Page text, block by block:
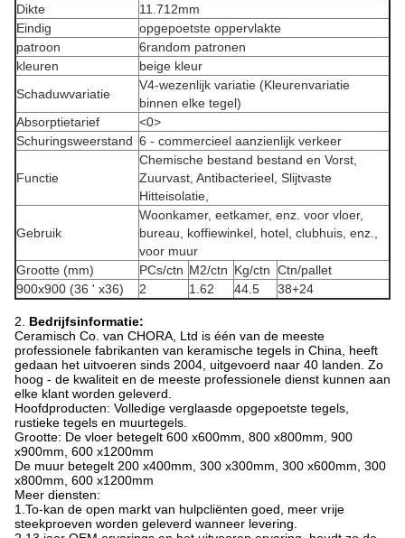
Dikte
11.712mm
Eindig
opgepoetste oppervlakte
patroon
6random patronen
kleuren
beige kleur
Schaduwvariatie
V4-wezenlijk variatie (Kleurenvariatie
binnen elke tegel)
Absorptietarief
<0>
Schuringsweerstand 6 - commercieel aanzienlijk verkeer
Functie
Chemische bestand bestand en Vorst,
Zuurvast, Antibacterieel, Slijtvaste
Hitteisolatie,
Gebruik
Woonkamer, eetkamer, enz. voor vloer,
bureau, koffiewinkel, hotel, clubhuis, enz.,
voor muur
Grootte (mm)
PCs/ctn M2/ctn Kg/ctn Ctn/pallet
900x900 (36 ' x36)
2 1.62 44.5 38+24
2. Bedrijfsinformatie:
Ceramisch Co. van CHORA, Ltd is één van de meeste
professionele fabrikanten van keramische tegels in China, heeft
gedaan het uitvoeren sinds 2004, uitgevoerd naar 40 landen. Zo
hoog - de kwaliteit en de meeste professionele dienst kunnen aan
elke klant worden geleverd.
Hoofdproducten: Volledige verglaasde opgepoetste tegels,
rustieke tegels en muurtegels.
Grootte: De vloer betegelt 600 x600mm, 800 x800mm, 900
x900mm, 600 x1200mm
De muur betegelt 200 x400mm, 300 x300mm, 300 x600mm, 300
x800mm, 600 x1200mm
Meer diensten:
1.To-kan de open markt van hulpcliënten goed, meer vrije
steekproeven worden geleverd wanneer levering.